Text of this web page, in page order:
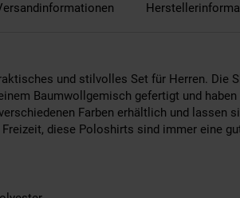
und stilvolles Set für Herren. Die
Baumwollgemisch gefertigt und
Farben erhältlich und lassen
diese Poloshirts sind immer eine